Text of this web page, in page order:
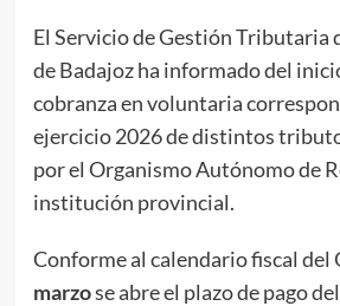
El Servicio de Gestión Tributaria
de Badajoz ha informado del
cobranza en voluntaria
ejercicio 2026 de distintos
por el Organismo Autónomo de
institución provincial.
Conforme al calendario fiscal del
marzose abre el plazo de pago del